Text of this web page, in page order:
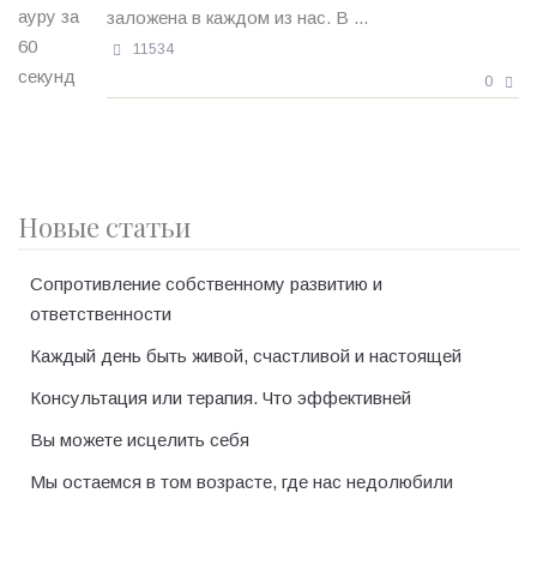
заложена в каждом из нас. В ...
11534
0
Новые статьи
Сопротивление собственному развитию и
ответственности
Каждый день быть живой, счастливой и настоящей
Консультация или терапия. Что эффективней
Вы можете исцелить себя
Мы остаемся в том возрасте, где нас недолюбили